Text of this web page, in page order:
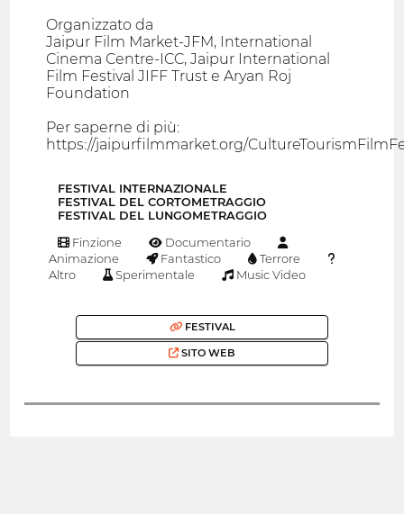
Organizzato da
Jaipur Film Market-JFM, International
Cinema Centre-ICC, Jaipur International
Film Festival JIFF Trust e Aryan Roj
Foundation
Per saperne di più:
https://jaipurfilmmarket.org/
FESTIVAL INTERNAZIONALE
FESTIVAL DEL CORTOMETRAGGIO
FESTIVAL DEL LUNGOMETRAGGIO
Finzione
Documentario
Animazione
Fantastico
Terrore
Altro
Sperimentale Music Video
FESTIVAL
SITO WEB